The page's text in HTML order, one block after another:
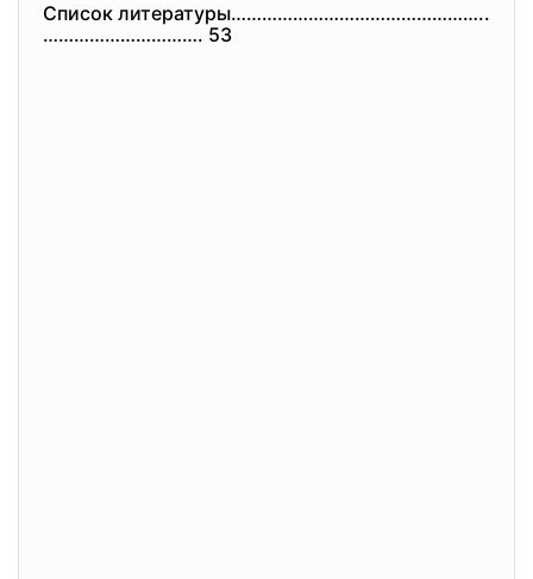
Списoк литepатуpы…………………………………………..
…………………………. 53